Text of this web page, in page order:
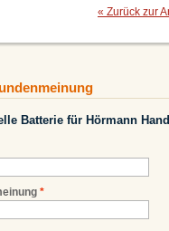
« Zurück zur
Batterie für Hörmann
*